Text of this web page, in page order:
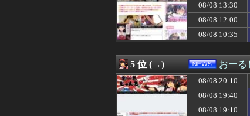
08/08 19:57
【プチ修羅
08/08 19:55
【ハマスタ
08/08 19:55
（ ´_ゝ`）東
08/08 19:55
甲子園出場
08/08 19:53
【下着画像
08/08 19:52
【画像】セ
08/08 19:52
【西武対ソ
08/08 19:50
ジムのラン
【画像】
08/08 19:48
【FF14】
08/08 13:30
08/08 12:00
08/08 10:35
5 位 (→) おーる
08/08 20:10
08/08 19:40
08/08 19:10